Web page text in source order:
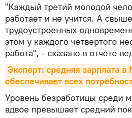
"Каждый третий молодой
работает и не учится. А
трудоустроенных
этом у каждого четвертого
работа", - сказано в отчете
Эксперт: средняя зарплата
обеспечивает всех
Уровень безработицы среди
вдвое превышает средний